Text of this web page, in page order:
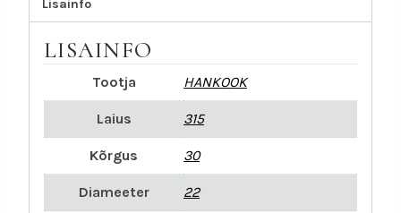
Lisainfo
LISAINFO
Tootja HANKOOK
Laius 315
Kõrgus 30
Diameeter 22